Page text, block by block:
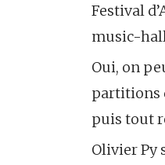
Festival
music-
Oui, on
partitions
puis tout
Olivier Py